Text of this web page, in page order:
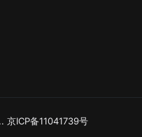
.. 京ICP备11041739号